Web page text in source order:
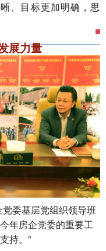
、目标更加明确，思
展力量
委基层党组织领导班
年房企党委的重要工
持。”